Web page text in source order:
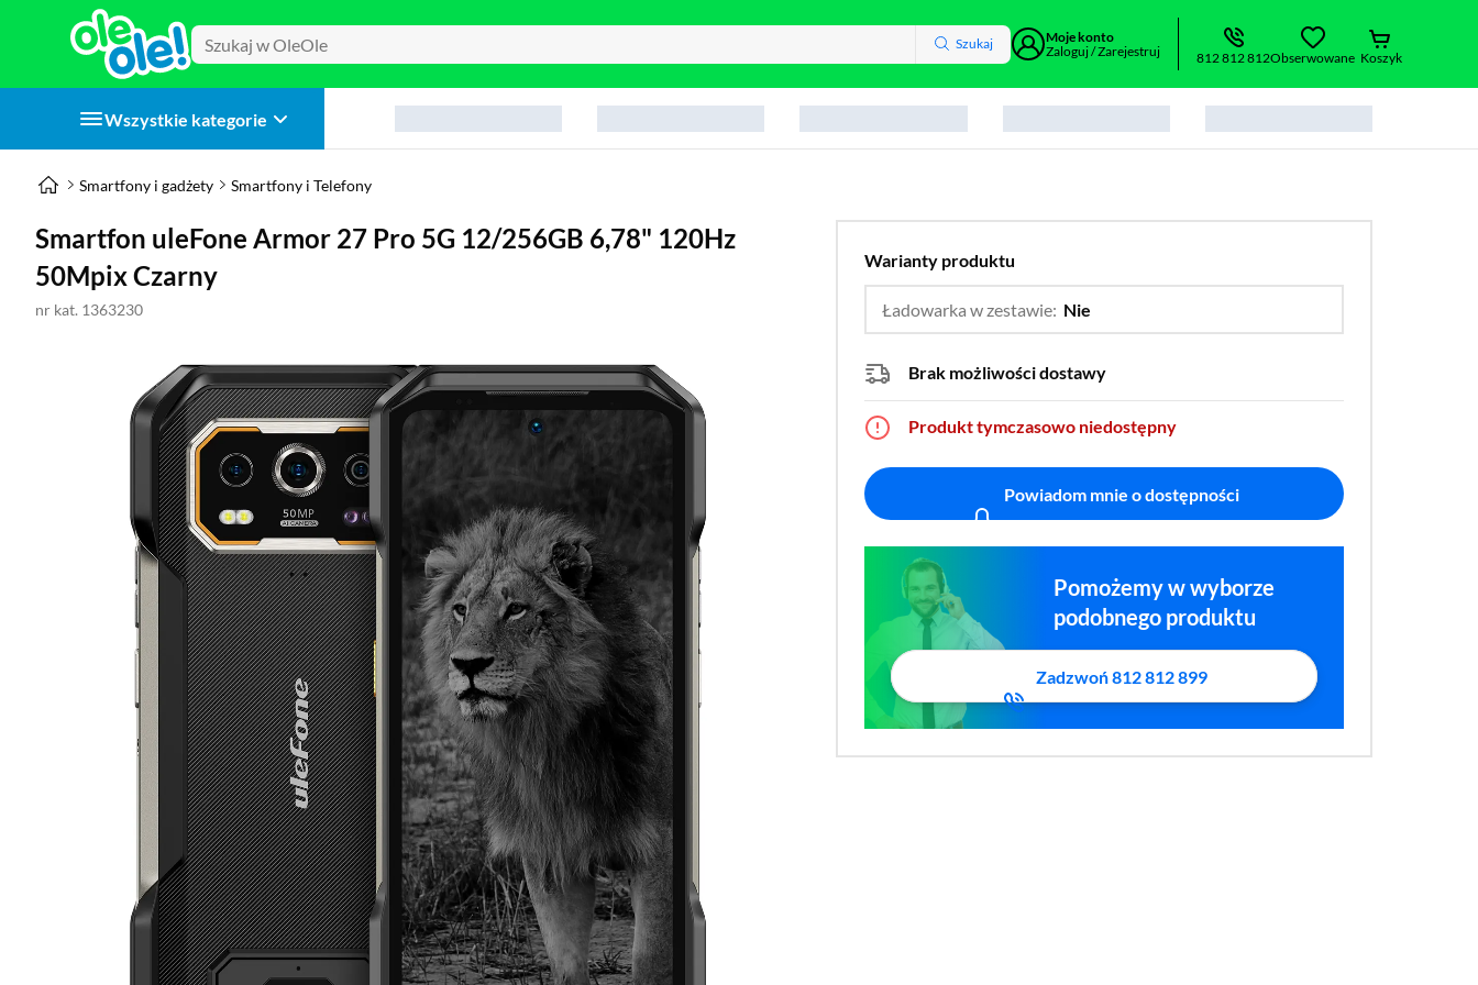
Szukaj
Moje konto
Zaloguj / Zarejestruj
812 812 812Obserwowane Koszyk
Wszystkie kategorie
Smartfony i gadżety Smartfony i Telefony
Smartfon uleFone Armor 27 Pro 5G 12/256GB 6,78" 120Hz
50Mpix Czarny
nr kat. 1363230
Warianty produktu
Ładowarka w zestawie: Nie
Brak możliwości dostawy
Produkt tymczasowo niedostępny
Powiadom mnie o dostępności
Pomożemy w wyborze
podobnego produktu
Zadzwoń 812 812 899